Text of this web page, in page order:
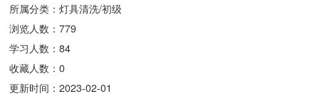
所属分类：灯具清洗/初级
浏览人数：779
学习人数：84
收藏人数：0
更新时间：2023-02-01